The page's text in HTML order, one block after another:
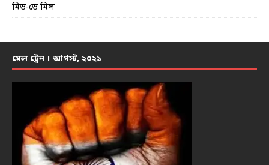
মিড-ডে মিল
মেল ট্রেন । আগস্ট, ২০২১